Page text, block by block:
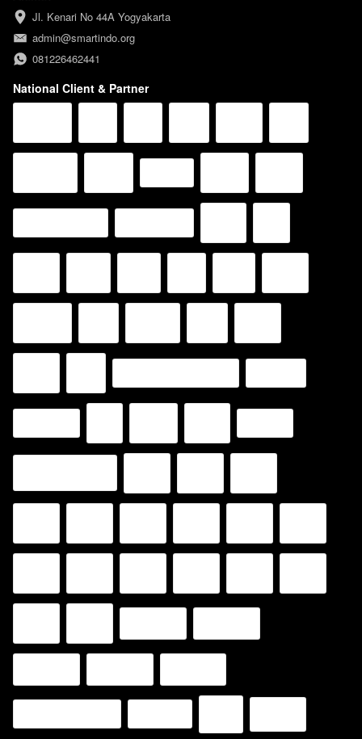
Jl. Kenari No 44A Yogyakarta
admin@smartindo.org
081226462441
National Client & Partner